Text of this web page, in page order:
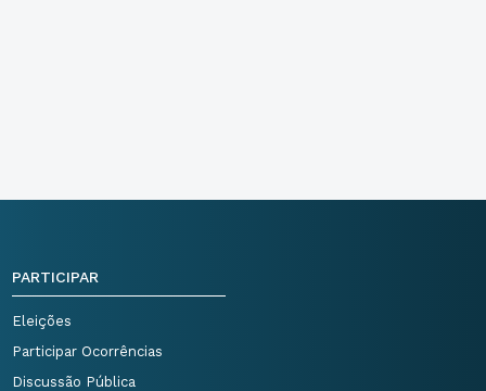
PARTICIPAR
Eleições
Participar Ocorrências
Discussão Pública